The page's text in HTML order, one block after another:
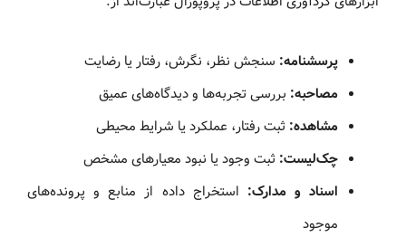
پرسشنامه: سنجش نظر، نگرش، رفتار یا رضایت
مصاحبه: بررسی تجربه‌ها و دیدگاه‌های عمیق
مشاهده: ثبت رفتار، عملکرد یا شرایط محیطی
چک‌لیست: ثبت وجود یا نبود معیارهای مشخص
اسناد و مدارک: استخراج داده از منابع و پرونده‌های
موجود